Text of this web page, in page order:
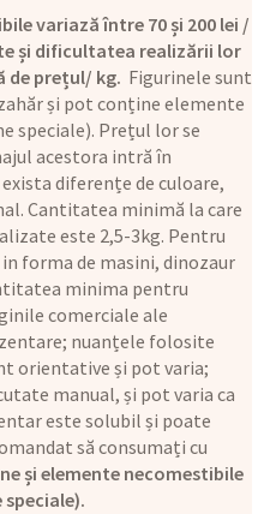
variază între 70 și 200 lei /
și dificultatea realizării lor
de prețul/ kg. Figurinele sunt
și pot conține elemente
speciale). Prețul lor se
acestora intră în
diferențe de culoare,
Cantitatea minimă la care
este 2,5-3kg. Pentru
forma de masini, dinozaur
minima pentru
comerciale ale
nuanțele folosite
orientative și pot varia;
manual, și pot varia ca
este solubil și poate
să consumați cu
și elemente necomestibile